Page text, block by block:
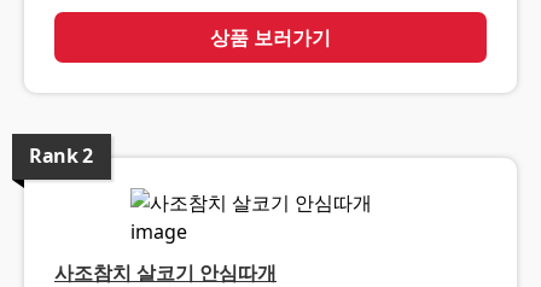
상품 보러가기
Rank2
사조참치 살코기 안심따개